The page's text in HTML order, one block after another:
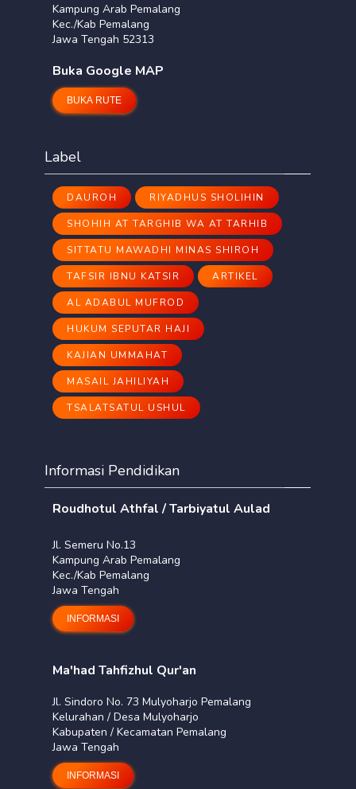
Kampung Arab Pemalang
Kec./Kab Pemalang
Jawa Tengah 52313
Buka Google MAP
BUKA RUTE
Label
DAUROH RIYADHUS SHOLIHIN
SHOHIH AT TARGHIB WA AT TARHIB
SITTATU MAWADHI MINAS SHIROH
TAFSIR IBNU KATSIR ARTIKEL
AL ADABUL MUFROD
HUKUM SEPUTAR HAJI
KAJIAN UMMAHAT
MASAIL JAHILIYAH
TSALATSATUL USHUL
Informasi Pendidikan
Roudhotul Athfal / Tarbiyatul Aulad
Jl. Semeru No.13
Kampung Arab Pemalang
Kec./Kab Pemalang
Jawa Tengah
INFORMASI
Ma'had Tahfizhul Qur'an
Jl. Sindoro No. 73 Mulyoharjo Pemalang
Kelurahan / Desa Mulyoharjo
Kabupaten / Kecamatan Pemalang
Jawa Tengah
INFORMASI